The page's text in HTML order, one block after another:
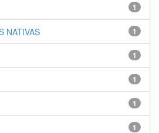
1
1
NATIVAS
1
1
1
1